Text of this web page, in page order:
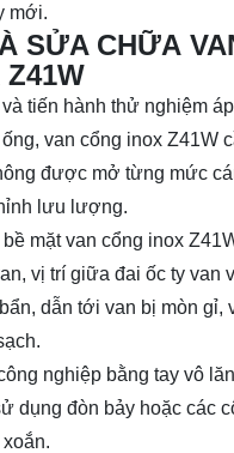
mới.
SỬA CHỮA
Z41W
tiến hành thử nghiệm
van cổng inox Z41W
được mở từng mức
lưu lượng.
mặt van cổng inox
vị trí giữa đai ốc ty van
dẫn tới van bị mòn gỉ,
nghiệp bằng tay vô
dụng đòn bảy hoặc các